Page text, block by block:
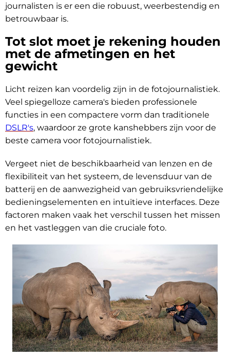
journalisten is er een die robuust, weerbestendig en
betrouwbaar is.
Tot slot moet je rekening houden
met de afmetingen en het
gewicht
Licht reizen kan voordelig zijn in de fotojournalistiek.
Veel spiegelloze camera's bieden professionele
functies in een compactere vorm dan traditionele
DSLR's, waardoor ze grote kanshebbers zijn voor de
beste camera voor fotojournalistiek.
Vergeet niet de beschikbaarheid van lenzen en de
flexibiliteit van het systeem, de levensduur van de
batterij en de aanwezigheid van gebruiksvriendelijke
bedieningselementen en intuïtieve interfaces. Deze
factoren maken vaak het verschil tussen het missen
en het vastleggen van die cruciale foto.